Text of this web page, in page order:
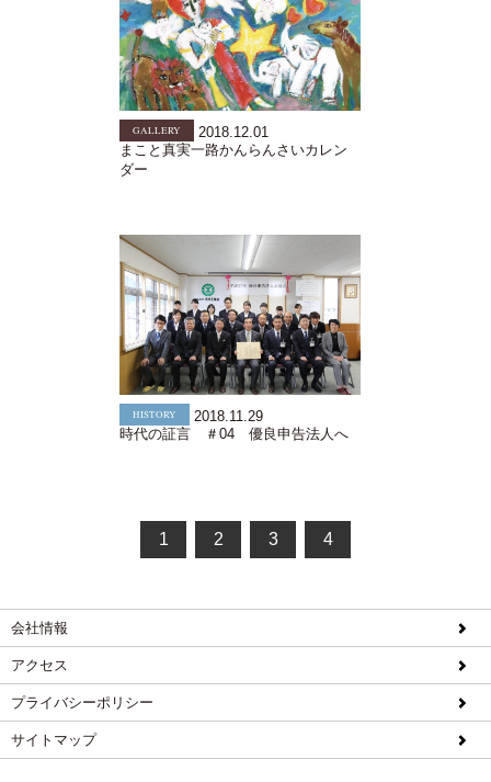
GALLERY
2018.12.01
まこと真実一路かんらんさいカレン
ダー
HISTORY
2018.11.29
時代の証言 ＃04 優良申告法人へ
1 2 3 4
会社情報
アクセス
プライバシーポリシー
サイトマップ